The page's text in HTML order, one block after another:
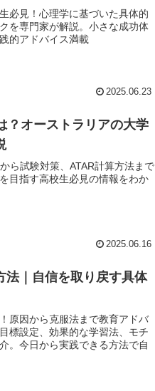
必見！心理学に基づいた具体的
を専門家が解説。小さな成功体
的アドバイス満載
2025.06.23
？オーストラリアの大学
ら試験対策、ATAR計算方法まで
目指す高校生必見の情報をわか
2025.06.16
法｜自信を取り戻す具体
原因から克服法まで教育アドバ
標設定、効果的な学習法、モチ
。今日から実践できる方法で自